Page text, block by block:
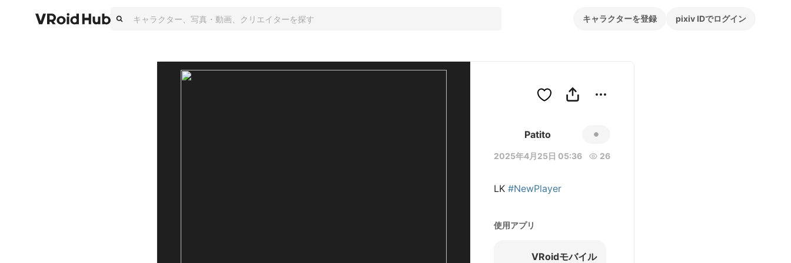
キャラクターを登録 pixiv IDでログイン
Patito
2025年4月25日 05:36 26
LK #NewPlayer
使用アプリ
VRoidモバイル